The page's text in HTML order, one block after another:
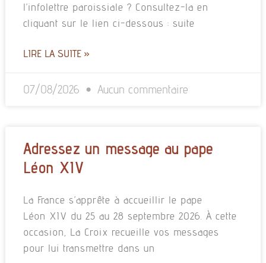
l’infolettre paroissiale ? Consultez-la en
cliquant sur le lien ci-dessous : suite
LIRE LA SUITE »
07/08/2026 Aucun commentaire
Adressez un message au pape
Léon XIV
La France s’apprête à accueillir le pape
Léon XIV du 25 au 28 septembre 2026. À cette
occasion, La Croix recueille vos messages
pour lui transmettre dans un